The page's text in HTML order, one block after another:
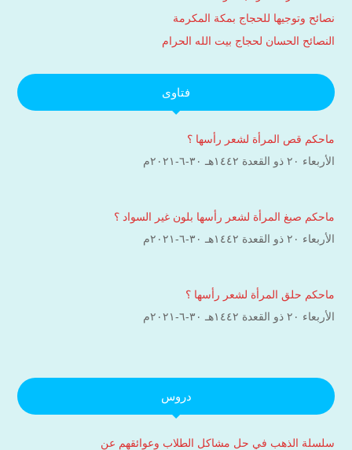
نصائح وتوجيها للحجاج بمكة المكرمة
النصائح الحسان لحجاج بيت الله الحرام
فتاوى
ماحكم قص المرأة لشعر رأسها ؟
الأربعاء ۲۰ ذو القعدة ۱٤٤۲هـ ۳۰-٦-۲۰۲۱م
ماحكم صبغ المرأة لشعر رأسها بلون غير السواد ؟
الأربعاء ۲۰ ذو القعدة ۱٤٤۲هـ ۳۰-٦-۲۰۲۱م
ماحكم حلق المرأة لشعر رأسها ؟
الأربعاء ۲۰ ذو القعدة ۱٤٤۲هـ ۳۰-٦-۲۰۲۱م
دروس
سلسلة الذهب في حل مشاكل الطلاب وعوائقهم عن